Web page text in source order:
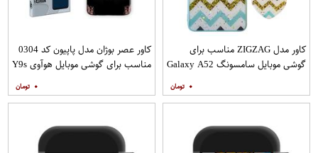
کاور مدل ZIGZAG مناسب برای
گوشی موبایل سامسونگ Galaxy A52
۰
کاور عصر بوژان مدل پاپیون کد 0304
مناسب برای گوشی موبایل هوآوی Y9s
۰